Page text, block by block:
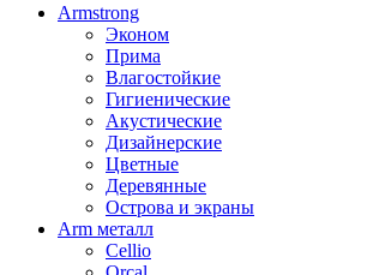
Armstrong
Эконом
Прима
Влагостойкие
Гигиенические
Акустические
Дизайнерские
Цветные
Деревянные
Острова и экраны
Arm металл
Cellio